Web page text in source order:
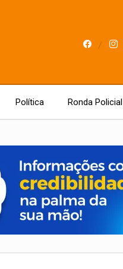
Política Ronda Policial